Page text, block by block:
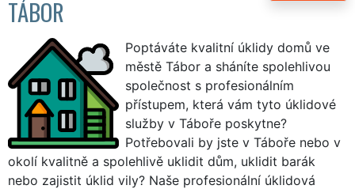
TÁBOR
Poptáváte kvalitní úklidy domů ve
městě Tábor a sháníte spolehlivou
společnost s profesionálním
přístupem, která vám tyto úklidové
služby v Táboře poskytne?
Potřebovali by jste v Táboře nebo v
okolí kvalitně a spolehlivě uklidit dům, uklidit barák
nebo zajistit úklid vily? Naše profesionální úklidová